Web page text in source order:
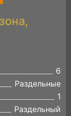
6
Раздельные
1
Раздельный